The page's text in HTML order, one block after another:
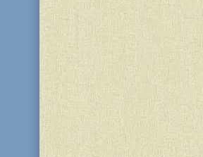
готовились к выпускному
Двери празднично
распахнулись перед
гостями. Посмотреть
мамы, папы, бабушки и